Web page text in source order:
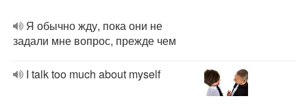
Я обычно жду, пока они не
задали мне вопрос, прежде чем
I talk too much about myself